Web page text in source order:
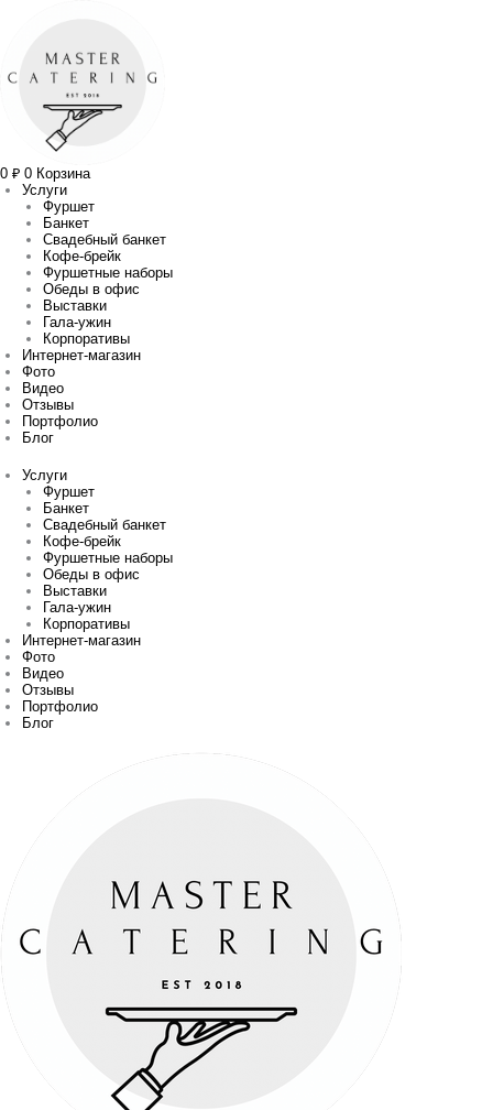
0 ₽ 0 Корзина
Услуги
Фуршет
Банкет
Свадебный банкет
Кофе-брейк
Фуршетные наборы
Обеды в офис
Выставки
Гала-ужин
Корпоративы
Интернет-магазин
Фото
Видео
Отзывы
Портфолио
Блог
Услуги
Фуршет
Банкет
Свадебный банкет
Кофе-брейк
Фуршетные наборы
Обеды в офис
Выставки
Гала-ужин
Корпоративы
Интернет-магазин
Фото
Видео
Отзывы
Портфолио
Блог